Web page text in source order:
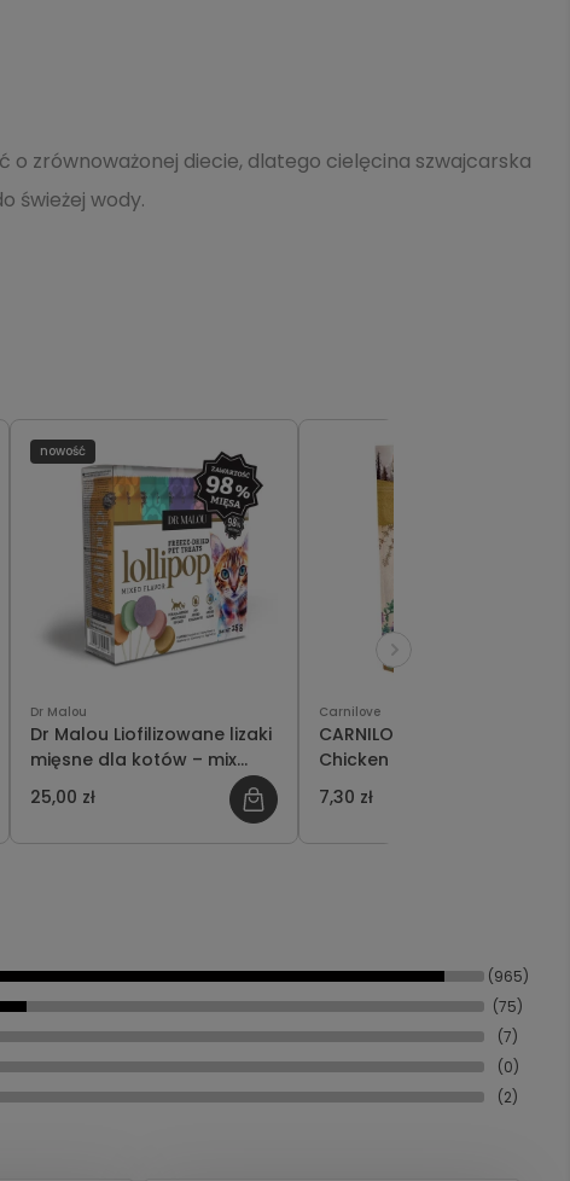
zrównoważonej diecie, dlatego cielęcina szwajcarska
świeżej wody.
Dr Malou
Dr Malou Liofilizowane lizaki
mięsne dla kotów – mix
smaków 25g
25,00 zł
nowość
Carnilove
CARNILOVE Soft Snack
Chicken & Thyme - Kurczak
i Tymianek dla Kota 50g
7,30 zł
(965)
(75)
(7)
(0)
(2)